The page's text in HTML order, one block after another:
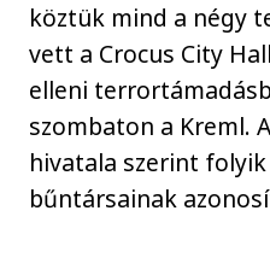
köztük mind a négy
vett a Crocus City
elleni
szombaton a Kreml.
hivatala szerint
bűntársainak